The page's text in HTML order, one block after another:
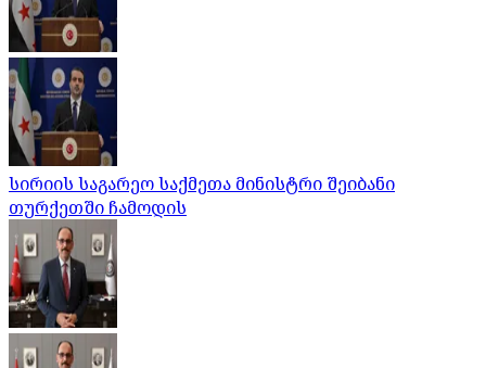
სირიის საგარეო საქმეთა მინისტრი შეიბანი
თურქეთში ჩამოდის